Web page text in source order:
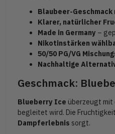
Blaubeer-
Klarer, natürlicher
Made in Germany –
Nikotinstärken
50/50 PG/VG
Nachhaltige
Geschmack:
Blueberry Ice überzeugt mit
begleitet wird. Die
Dampferlebnis sorgt.